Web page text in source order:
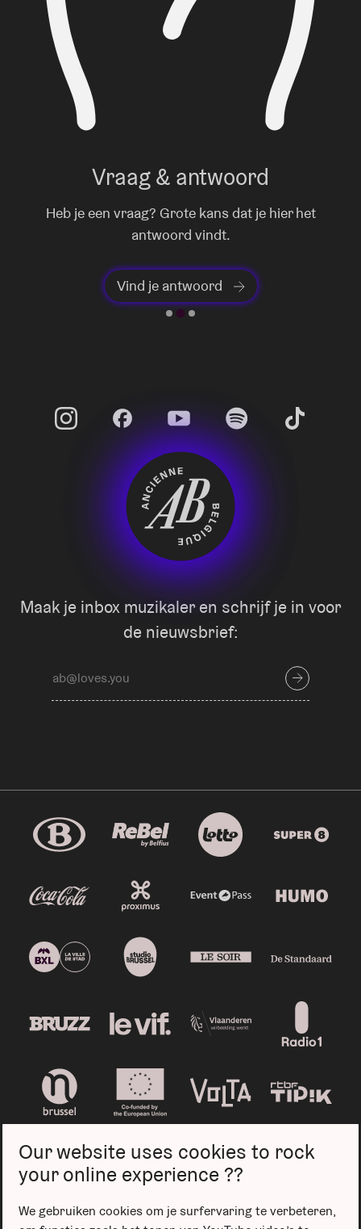
Vraag & antwoord
Heb je een vraag? Grote kans dat je hier het
antwoord vindt.
Vind je antwoord
Maak je inbox muzikaler en schrijf je in voor
de nieuwsbrief:
Privacybeleid Cookiebeleid Verkoopsvoorwaarden
Our website uses cookies to rock
your online experience ??
We gebruiken cookies om je surfervaring te verbeteren,